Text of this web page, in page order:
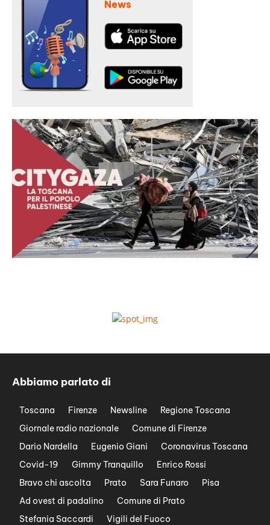
News
Abbiamo parlato di
Toscana Firenze Newsline
Regione Toscana
Giornale radio nazionale
Comune di Firenze
Dario Nardella
Eugenio Giani
Coronavirus Toscana
Covid-19
Gimmy Tranquillo
Enrico Rossi
Bravo chi ascolta
Prato Sara Funaro
Pisa
Ad ovest di padalino
Comune di Prato
Stefania Saccardi
Vigili del Fuoco